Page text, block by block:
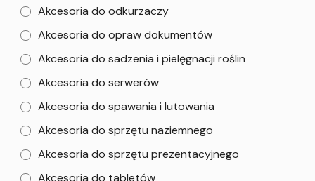
Akcesoria do odkurzaczy
Akcesoria do opraw dokumentów
Akcesoria do sadzenia i pielęgnacji roślin
Akcesoria do serwerów
Akcesoria do spawania i lutowania
Akcesoria do sprzętu naziemnego
Akcesoria do sprzętu prezentacyjnego